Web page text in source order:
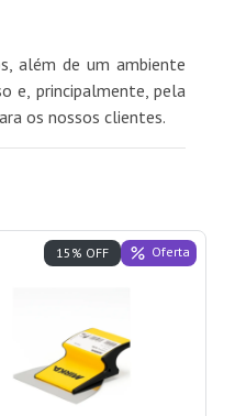
além de um ambiente
e, principalmente, pela
os nossos clientes.
15% OFF Oferta